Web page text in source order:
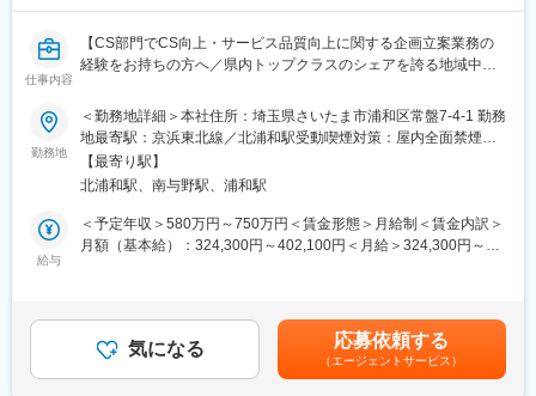
ど)への提案がメインのため新規開拓や飛び込み営業はありませ
ん。
説明会の実施、アンケート配布・回収、個別で社員の方との面談
実施、福利厚生の提案など
◇個人向け
既にアフラックにご契約いただいているお客様に訪問、見直しの
サポート、お客様からの問い合わせ対応等
※団体・法人向けが8～9割、個人向けが1～2割程度
座学やロープレで必要なスキルを身につけます。保険や商品の知
識、資格の取得、お客様にご提案するためのスキルなど、未経験
から活躍するための育成プログラムがあります。
仕事内容
【CS部門でCS向上・サービス品質向上に関する企画立案業務の
経験をお持ちの方へ／県内トップクラスのシェアを誇る地域中核
までには退社できる働きやすい環境】
■業務内容
・サービス品質向上に向けた企画立案および研修運営
・CS向上に向けた企画立案
・お客さまの声および従業員の声の収集・分析
■企画例：
・店頭モニタリング など
■入社いただく方に期待すること
勤務地
＜勤務地詳細＞本社住所：埼玉県さいたま市浦和区常盤7-4-1 勤務
地最寄駅：京浜東北線／北浦和駅受動喫煙対策：屋内全面禁煙変
更の範囲：会社の定める場所（テレワークを行う場所含む）
【最寄り駅】
北浦和駅、南与野駅、浦和駅
給与
＜予定年収＞580万円～750万円＜賃金形態＞月給制＜賃金内訳＞
月額（基本給）：324,300円～402,100円＜月給＞324,300円～
り、選考を通じて上下する可能性があります。賃金はあくまでも
目安の金額であり、選考を通じて上下する可能性があります。月
給(月額)は固定手当を含めた表記です。
気になる 応募依頼する
（エージェントサービス）